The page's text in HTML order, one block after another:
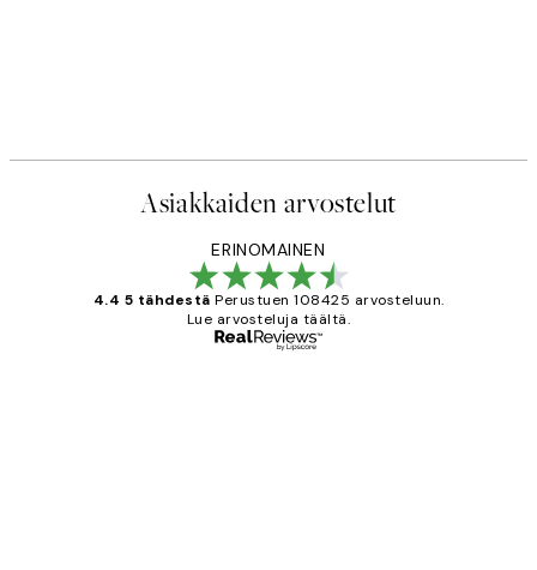
Asiakkaiden arvostelut
ERINOMAINEN
4.4 5 tähdestä Perustuen 108425 arvosteluun.
Lue arvosteluja täältä.